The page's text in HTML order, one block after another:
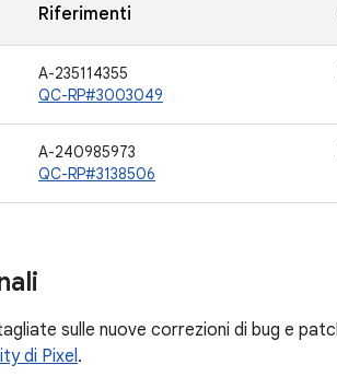
Riferimenti
A-235114355
QC-RP#3003049
A-240985973
QC-RP#3138506
sulle nuove correzioni di bug e
di Pixel.